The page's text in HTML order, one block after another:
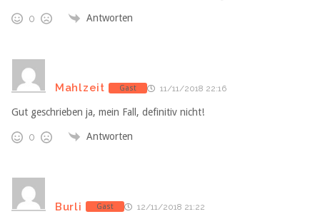
0 Antworten
Mahlzeit Gast 11/11/2018 22:16
Gut geschrieben ja, mein Fall, definitiv nicht!
0 Antworten
Burli Gast 12/11/2018 21:22